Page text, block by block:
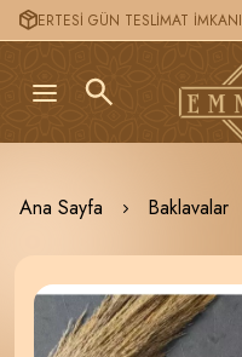
ERTESİ GÜN TESLİMAT İMKANI
Ana Sayfa Baklavalar